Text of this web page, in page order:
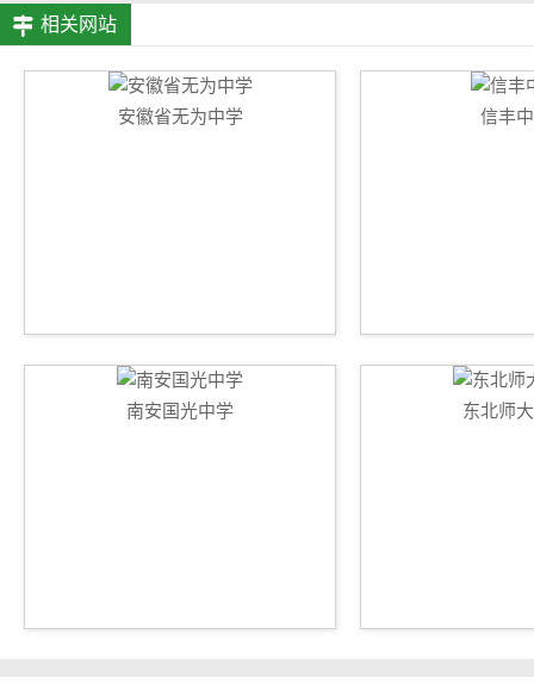
相关网站
安徽省无为中学 信丰
南安国光中学 东北师